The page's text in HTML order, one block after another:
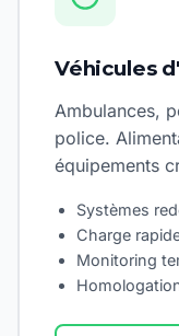
Véhicules
Ambulances,
police.
équipements
Systèmes
Charge
Monitoring